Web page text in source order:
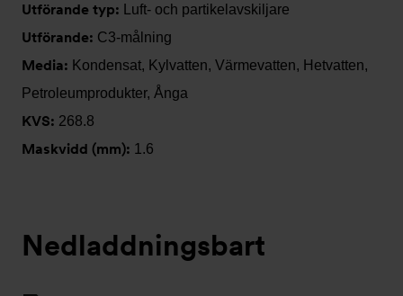
Utförande typ: Luft- och partikelavskiljare
Utförande: C3-målning
Media: Kondensat, Kylvatten, Värmevatten, Hetvatten,
Petroleumprodukter, Ånga
KVS: 268.8
Maskvidd (mm): 1.6
Nedladdningsbart